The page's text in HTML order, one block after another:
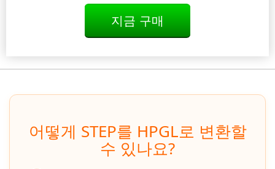
지금 구매
어떻게 STEP를 HPGL로 변환할
수 있나요?